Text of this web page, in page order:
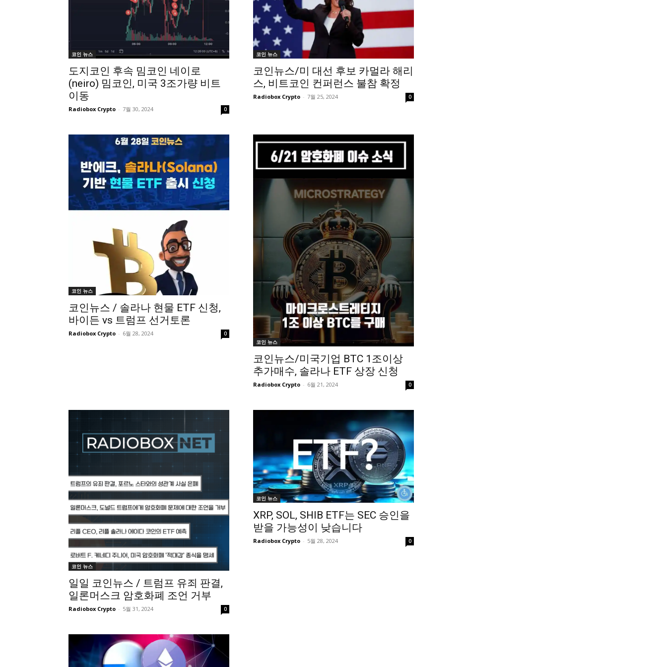
코인 뉴스
도지코인 후속 밈코인 네이로
(neiro) 밈코인, 미국 3조가량 비트
이동
Radiobox Crypto - 7월 30, 2024 0
코인 뉴스
코인뉴스/미 대선 후보 카멀라 해리
스, 비트코인 컨퍼런스 불참 확정
Radiobox Crypto - 7월 25, 2024 0
코인 뉴스
코인뉴스 / 솔라나 현물 ETF 신청,
바이든 vs 트럼프 선거토론
Radiobox Crypto - 6월 28, 2024
0
코인 뉴스
코인뉴스/미국기업 BTC 1조이상
추가매수, 솔라나 ETF 상장 신청
Radiobox Crypto - 6월 21, 2024 0
코인 뉴스
일일 코인뉴스 / 트럼프 유죄 판결,
일론머스크 암호화폐 조언 거부
Radiobox Crypto - 5월 31, 2024 0
코인 뉴스
XRP, SOL, SHIB ETF는 SEC 승인을
받을 가능성이 낮습니다
Radiobox Crypto - 5월 28, 2024 0